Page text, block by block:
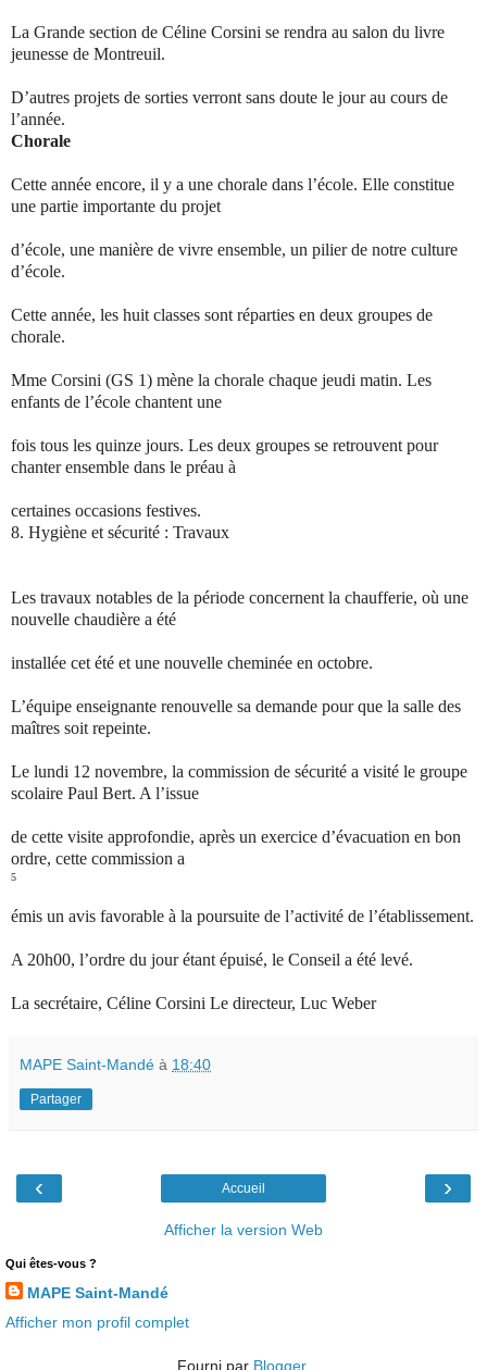
La Grande section de Céline Corsini se rendra au salon du livre
jeunesse de Montreuil.
D’autres projets de sorties verront sans doute le jour au cours de
l’année.
Chorale
Cette année encore, il y a une chorale dans l’école. Elle constitue
une partie importante du projet
d’école, une manière de vivre ensemble, un pilier de notre culture
d’école.
Cette année, les huit classes sont réparties en deux groupes de
chorale.
Mme Corsini (GS 1) mène la chorale chaque jeudi matin. Les
enfants de l’école chantent une
fois tous les quinze jours. Les deux groupes se retrouvent pour
chanter ensemble dans le préau à
certaines occasions festives.
8. Hygiène et sécurité : Travaux
Les travaux notables de la période concernent la chaufferie, où une
nouvelle chaudière a été
installée cet été et une nouvelle cheminée en octobre.
L’équipe enseignante renouvelle sa demande pour que la salle des
maîtres soit repeinte.
Le lundi 12 novembre, la commission de sécurité a visité le groupe
scolaire Paul Bert. A l’issue
de cette visite approfondie, après un exercice d’évacuation en bon
ordre, cette commission a
5
émis un avis favorable à la poursuite de l’activité de l’établissement.
A 20h00, l’ordre du jour étant épuisé, le Conseil a été levé.
La secrétaire, Céline Corsini Le directeur, Luc Weber
MAPE Saint-Mandé à 18:40
Partager
‹ ›
Accueil
Afficher la version Web
Qui êtes-vous ?
MAPE Saint-Mandé
Afficher mon profil complet
Fourni par Blogger.